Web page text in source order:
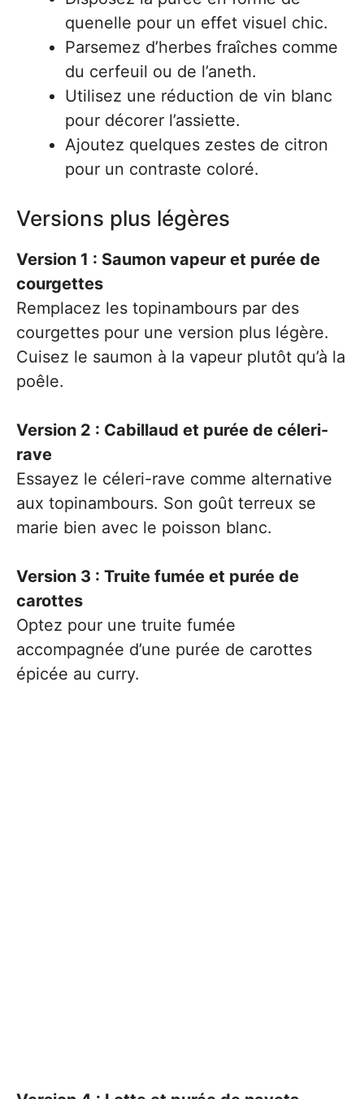
quenelle pour un effet visuel chic.
Parsemez d’herbes fraîches comme
du cerfeuil ou de l’aneth.
Utilisez une réduction de vin blanc
pour décorer l’assiette.
Ajoutez quelques zestes de citron
pour un contraste coloré.
Versions plus légères
Version 1 : Saumon vapeur et purée de
courgettes
Remplacez les topinambours par des
courgettes pour une version plus légère.
Cuisez le saumon à la vapeur plutôt qu’à la
poêle.
Version 2 : Cabillaud et purée de céleri-
rave
Essayez le céleri-rave comme alternative
aux topinambours. Son goût terreux se
marie bien avec le poisson blanc.
Version 3 : Truite fumée et purée de
carottes
Optez pour une truite fumée
accompagnée d’une purée de carottes
épicée au curry.